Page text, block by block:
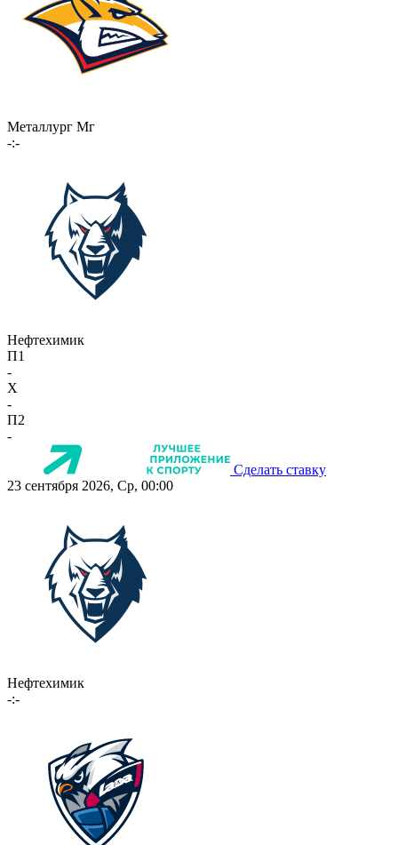
Металлург Мг
-:-
Нефтехимик
П1
-
X
-
П2
-
Сделать ставку
23 сентября 2026, Ср, 00:00
Нефтехимик
-:-